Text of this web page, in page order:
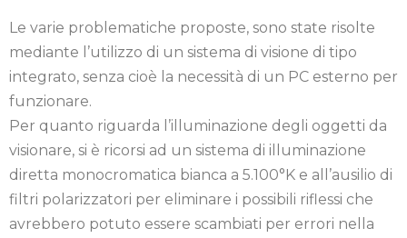
Le varie problematiche proposte, sono state risolte
mediante l’utilizzo di un sistema di visione di tipo
integrato, senza cioè la necessità di un PC esterno per
funzionare.
Per quanto riguarda l’illuminazione degli oggetti da
visionare, si è ricorsi ad un sistema di illuminazione
diretta monocromatica bianca a 5.100°K e all’ausilio di
filtri polarizzatori per eliminare i possibili riflessi che
avrebbero potuto essere scambiati per errori nella